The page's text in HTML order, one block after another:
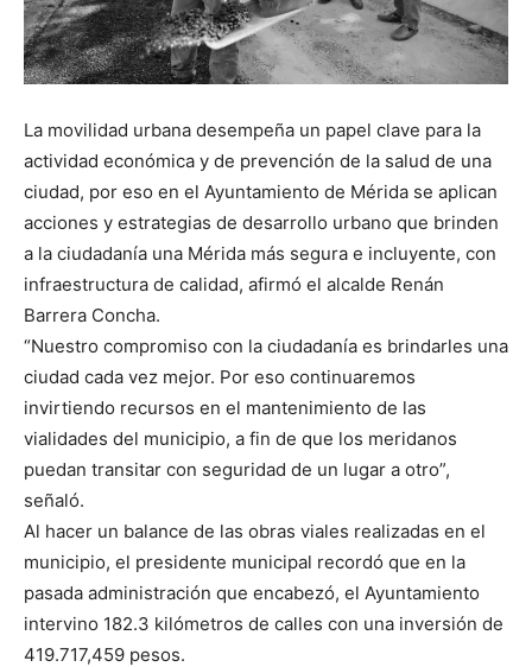
La movilidad urbana desempeña un papel clave para la
actividad económica y de prevención de la salud de una
ciudad, por eso en el Ayuntamiento de Mérida se aplican
acciones y estrategias de desarrollo urbano que brinden
a la ciudadanía una Mérida más segura e incluyente, con
infraestructura de calidad, afirmó el alcalde Renán
Barrera Concha.
“Nuestro compromiso con la ciudadanía es brindarles una
ciudad cada vez mejor. Por eso continuaremos
invirtiendo recursos en el mantenimiento de las
vialidades del municipio, a fin de que los meridanos
puedan transitar con seguridad de un lugar a otro”,
señaló.
Al hacer un balance de las obras viales realizadas en el
municipio, el presidente municipal recordó que en la
pasada administración que encabezó, el Ayuntamiento
intervino 182.3 kilómetros de calles con una inversión de
419.717,459 pesos.